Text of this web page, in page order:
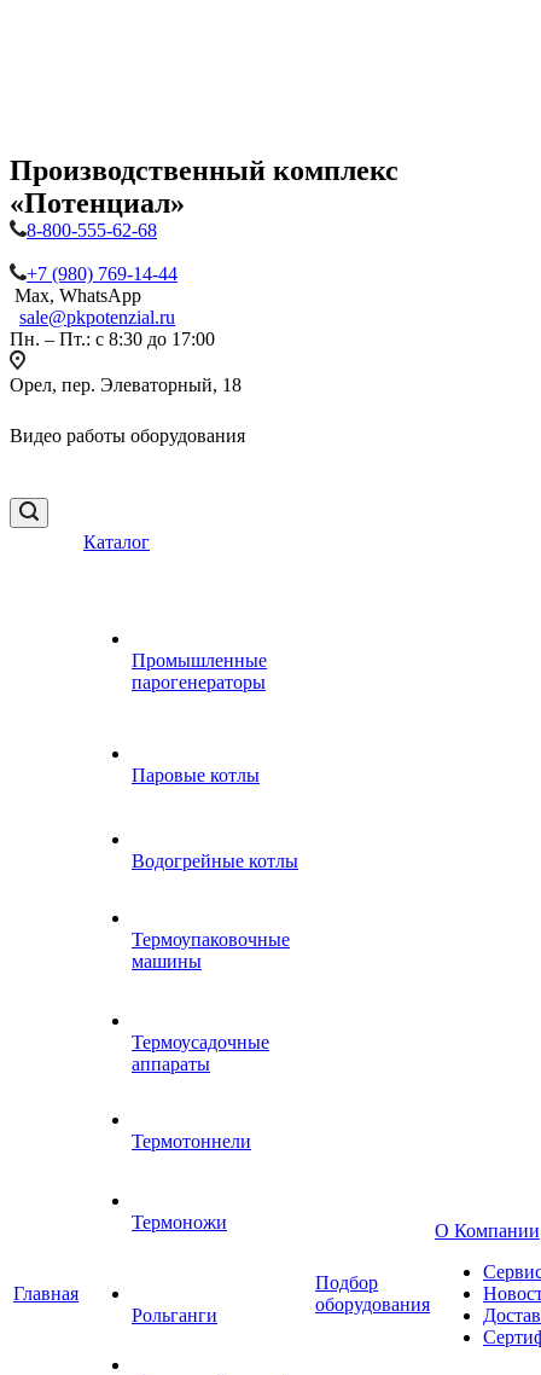
Производственный комплекс
«Потенциал»
8-800-555-62-68
+7 (980) 769-14-44
Max, WhatsApp
sale@pkpotenzial.ru
Пн. – Пт.: с 8:30 до 17:00
Орел, пер. Элеваторный, 18
Видео работы оборудования
Главная
Каталог
Промышленные
парогенераторы
Паровые котлы
Водогрейные котлы
Термоупаковочные
машины
Термоусадочные
аппараты
Термотоннели
Термоножи
Рольганги
Подбор
оборудования
О Компании